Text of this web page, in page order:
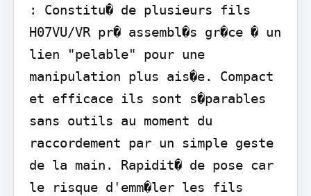
: Constitu� de plusieurs fils
H07VU/VR pr� assembl�s gr�ce � un
lien "pelable" pour une
manipulation plus ais�e. Compact
et efficace ils sont s�parables
sans outils au moment du
raccordement par un simple geste
de la main. Rapidit� de pose car
le risque d'emm�ler les fils